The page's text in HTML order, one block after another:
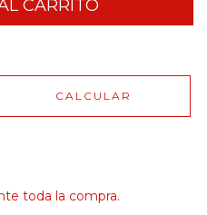
CALCULAR
toda la compra.